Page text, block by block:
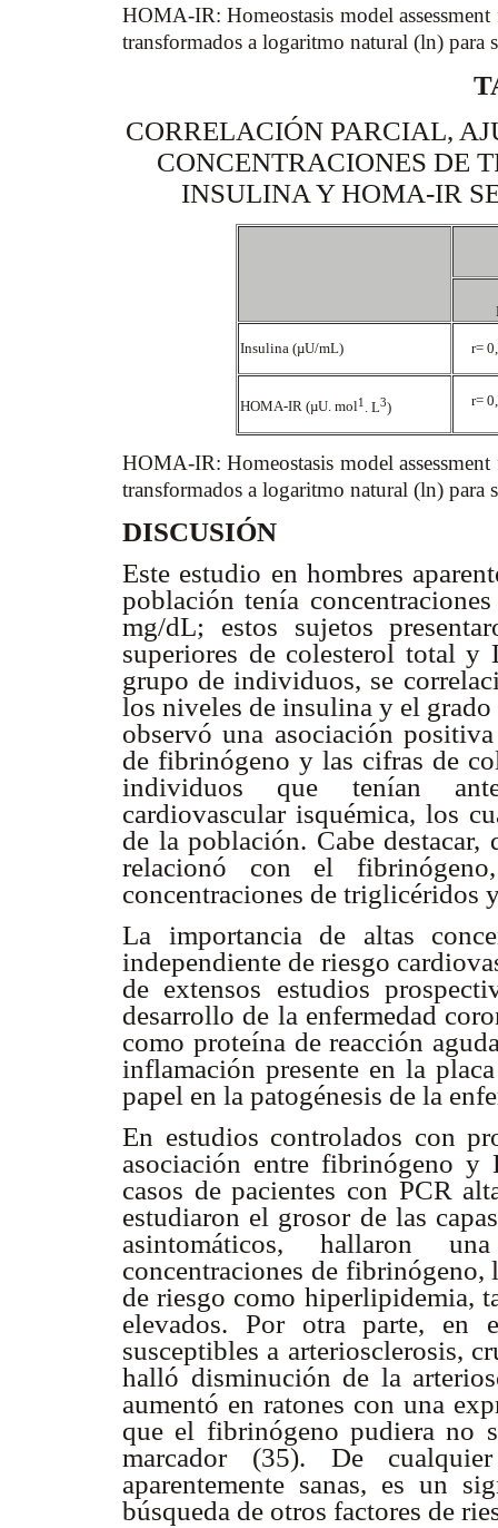
HOMA-IR: Homeostasis model
transformados a logaritmo natural (ln) para
CORRELACIÓN PARCIAL,
CONCENTRACIONES DE
INSULINA Y HOMA-IR
Insulina (µU/mL) r=
HOMA-IR (µU. mol1 . L3) r=
HOMA-IR: Homeostasis model
transformados a logaritmo natural (ln) para
DISCUSIÓN
Este estudio en hombres
población tenía
mg/dL; estos sujetos
superiores de colesterol total
grupo de individuos, se
los niveles de insulina y el
observó una asociación
de fibrinógeno y las cifras de
individuos que tenían
cardiovascular isquémica, los
de la población. Cabe
relacionó con el
concentraciones de
La importancia de altas
independiente de riesgo
de extensos estudios
desarrollo de la enfermedad
como proteína de reacción
inflamación presente en la
papel en la patogénesis de la
En estudios controlados con
asociación entre fibrinógeno y
casos de pacientes con PCR
estudiaron el grosor de las
asintomáticos, hallaron
concentraciones de fibrinógeno,
de riesgo como hiperlipidemia,
elevados. Por otra parte, en
susceptibles a arteriosclerosis,
halló disminución de la
aumentó en ratones con una
que el fibrinógeno pudiera no
marcador (35). De
aparentemente sanas, es un
búsqueda de otros factores de